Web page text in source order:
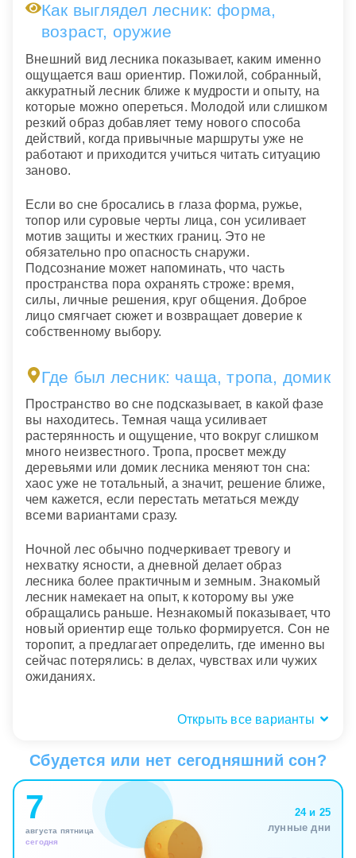
Как выглядел лесник: форма,
возраст, оружие
Внешний вид лесника показывает, каким именно
ощущается ваш ориентир. Пожилой, собранный,
аккуратный лесник ближе к мудрости и опыту, на
которые можно опереться. Молодой или слишком
резкий образ добавляет тему нового способа
действий, когда привычные маршруты уже не
работают и приходится учиться читать ситуацию
заново.
Если во сне бросались в глаза форма, ружье,
топор или суровые черты лица, сон усиливает
мотив защиты и жестких границ. Это не
обязательно про опасность снаружи.
Подсознание может напоминать, что часть
пространства пора охранять строже: время,
силы, личные решения, круг общения. Доброе
лицо смягчает сюжет и возвращает доверие к
собственному выбору.
Где был лесник: чаща, тропа, домик
Пространство во сне подсказывает, в какой фазе
вы находитесь. Темная чаща усиливает
растерянность и ощущение, что вокруг слишком
много неизвестного. Тропа, просвет между
деревьями или домик лесника меняют тон сна:
хаос уже не тотальный, а значит, решение ближе,
чем кажется, если перестать метаться между
всеми вариантами сразу.
Ночной лес обычно подчеркивает тревогу и
нехватку ясности, а дневной делает образ
лесника более практичным и земным. Знакомый
лесник намекает на опыт, к которому вы уже
обращались раньше. Незнакомый показывает, что
новый ориентир еще только формируется. Сон не
торопит, а предлагает определить, где именно вы
сейчас потерялись: в делах, чувствах или чужих
ожиданиях.
Открыть все варианты
строгий или злой
Состояние лесника во сне особенно важно,
потому что оно отражает ваш способ держать
внутренний порядок. Спокойный и уверенный
лесник похож на зрелую часть личности, которая
не паникует и не давит, а просто знает местность.
Сбудется или нет сегодняшний сон?
7
августа пятница
сегодня
24 и 25
лунные дни